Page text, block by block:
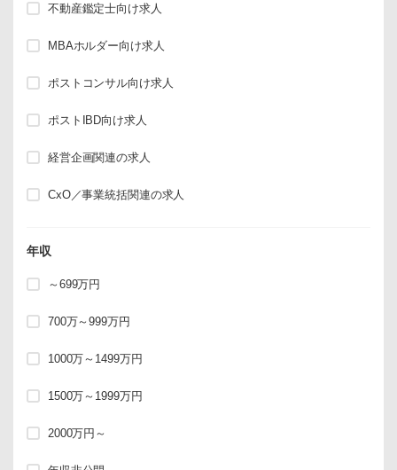
不動産鑑定士向け求人
MBAホルダー向け求人
ポストコンサル向け求人
ポストIBD向け求人
経営企画関連の求人
CxO／事業統括関連の求人
年収
～699万円
700万～999万円
1000万～1499万円
1500万～1999万円
2000万円～